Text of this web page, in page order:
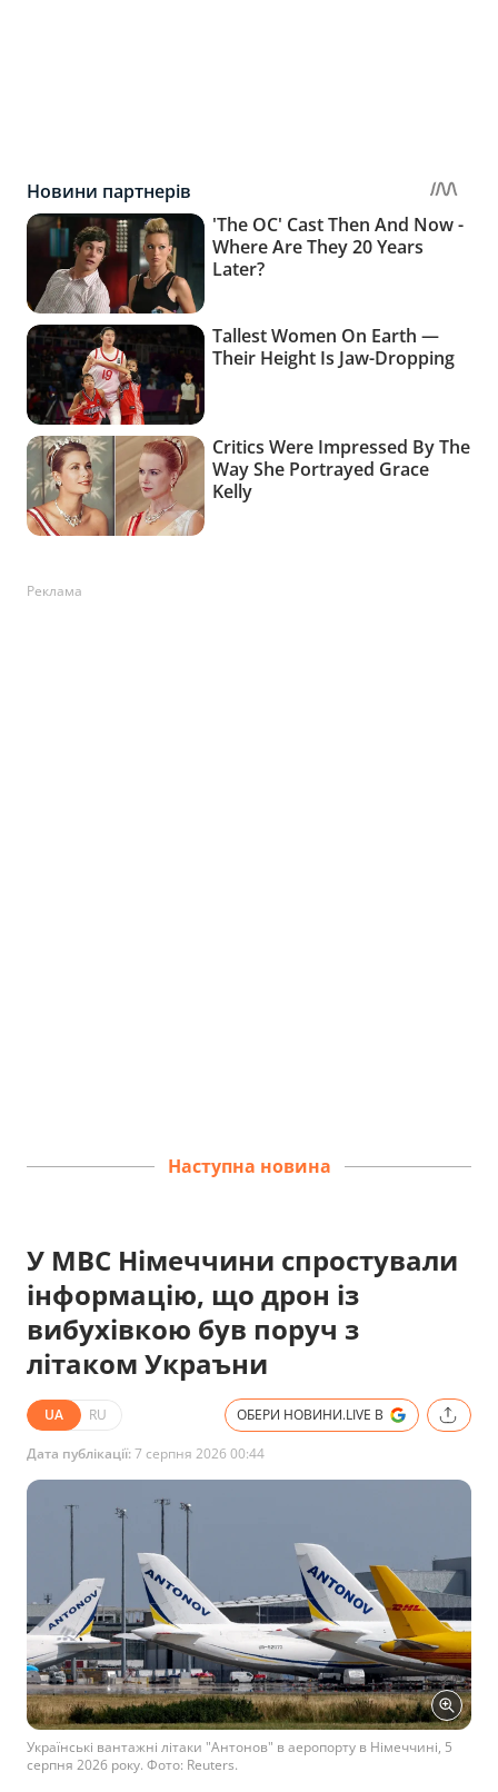
Реклама
Наступна новина
У МВС Німеччини спростували
інформацію, що дрон із
вибухівкою був поруч з
літаком Украъни
UA RU ОБЕРИ НОВИНИ.LIVE В
Дата публікації:7 серпня 2026 00:44
Українські вантажні літаки "Антонов" в аеропорту в Німеччині, 5
серпня 2026 року. Фото: Reuters.